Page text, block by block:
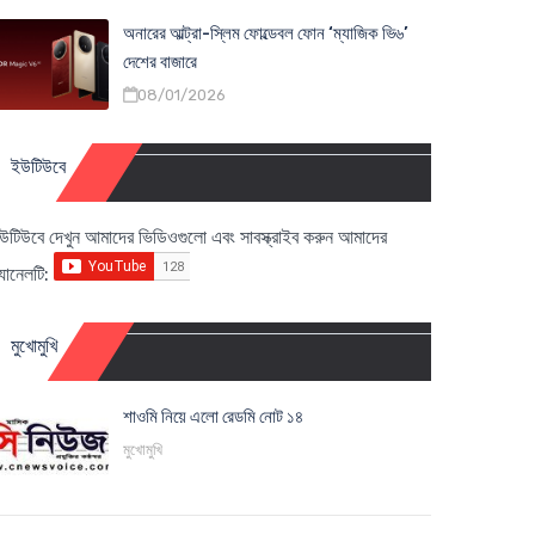
অনারের আল্ট্রা-স্লিম ফোল্ডেবল ফোন ‘ম্যাজিক ভি৬’
দেশের বাজারে
08/01/2026
ইউটিউবে
দেখুন আমাদের ভিডিওগুলো এবং সাবস্ক্রাইব করুন আমাদের
মুখোমুখি
শাওমি নিয়ে এলো রেডমি নোট ১৪
মুখোমুখি